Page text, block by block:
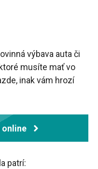
výbava auta či
musíte mať vo
inak vám hrozí
online
patrí: